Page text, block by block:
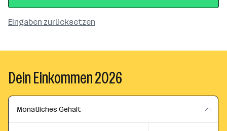
Eingaben zurücksetzen
Dein Einkommen 2026
Monatliches Gehalt